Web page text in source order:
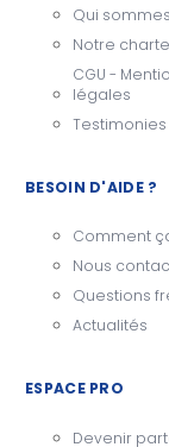
Qui
Notre charte
CGU -
légales
Testimonies
BESOIN D'AIDE ?
Comment
Nous
Questions
Actualités
ESPACE PRO
Devenir